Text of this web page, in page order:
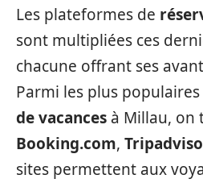
Les plateformes de
sont multipliées ces
chacune offrant ses
Parmi les plus
de vacances à Millau, on
Booking.com,
sites permettent aux